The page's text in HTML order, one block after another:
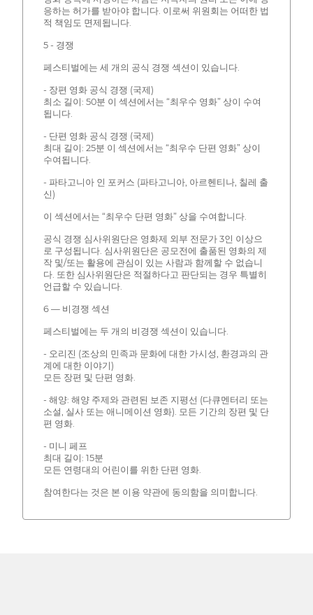
응하는 허가를 받아야 합니다. 이로써 위원회는 어떠한 법
적 책임도 면제됩니다.
5 - 경쟁
페스티벌에는 세 개의 공식 경쟁 섹션이 있습니다.
- 장편 영화 공식 경쟁 (국제)
최소 길이: 50분 이 섹션에서는 “최우수 영화” 상이 수여
됩니다.
- 단편 영화 공식 경쟁 (국제)
최대 길이: 25분 이 섹션에서는 “최우수 단편 영화” 상이
수여됩니다.
- 파타고니아 인 포커스 (파타고니아, 아르헨티나, 칠레 출
신)
이 섹션에서는 “최우수 단편 영화” 상을 수여합니다.
공식 경쟁 심사위원단은 영화제 외부 전문가 3인 이상으
로 구성됩니다. 심사위원단은 공모전에 출품된 영화의 제
작 및/또는 활용에 관심이 있는 사람과 함께할 수 없습니
다. 또한 심사위원단은 적절하다고 판단되는 경우 특별히
언급할 수 있습니다.
6 — 비경쟁 섹션
페스티벌에는 두 개의 비경쟁 섹션이 있습니다.
- 오리진 (조상의 민족과 문화에 대한 가시성, 환경과의 관
계에 대한 이야기)
모든 장편 및 단편 영화.
- 해양: 해양 주제와 관련된 보존 지평선 (다큐멘터리 또는
소설, 실사 또는 애니메이션 영화). 모든 기간의 장편 및 단
편 영화.
- 미니 페프
최대 길이: 15분
모든 연령대의 어린이를 위한 단편 영화.
참여한다는 것은 본 이용 약관에 동의함을 의미합니다.